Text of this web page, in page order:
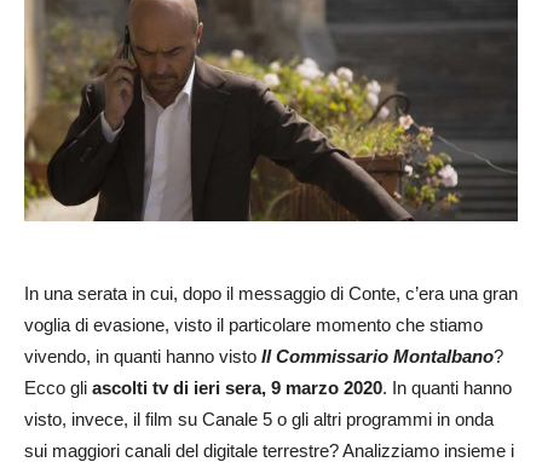
In una serata in cui, dopo il messaggio di Conte, c’era una gran
voglia di evasione, visto il particolare momento che stiamo
vivendo, in quanti hanno visto Il Commissario Montalbano?
Ecco gli ascolti tv di ieri sera, 9 marzo 2020. In quanti hanno
visto, invece, il film su Canale 5 o gli altri programmi in onda
sui maggiori canali del digitale terrestre? Analizziamo insieme i